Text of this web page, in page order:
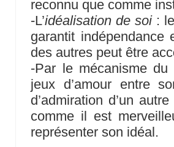
reconnu que comme
-L’idéalisation de soi: le
garantit indépendance
des autres peut être
-Par le mécanisme du
jeux d’amour entre
d’admiration d’un
comme il est
représenter son idéal.